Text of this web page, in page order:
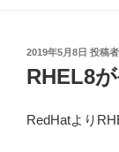
投
稿
日:
2019年5月8日 投稿
RHEL8
RedHatより